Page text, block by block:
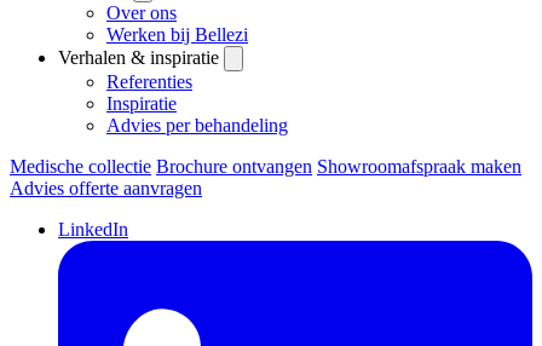
Over ons
Werken bij Bellezi
Verhalen & inspiratie
Referenties
Inspiratie
Advies per behandeling
Medische collectie Brochure ontvangen Showroomafspraak maken
Advies offerte aanvragen
LinkedIn